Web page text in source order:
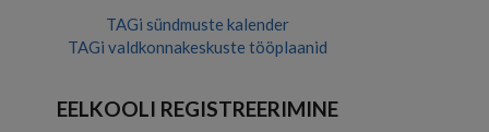
TAGi sündmuste kalender
TAGi valdkonnakeskuste tööplaanid
EELKOOLI REGISTREERIMINE